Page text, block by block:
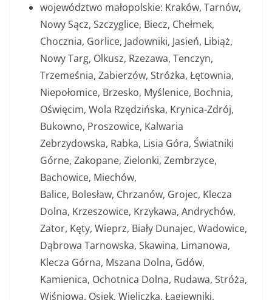
województwo małopolskie: Kraków, Tarnów,
Nowy Sącz, Szczyglice, Biecz, Chełmek,
Chocznia, Gorlice, Jadowniki, Jasień, Libiąż,
Nowy Targ, Olkusz, Rzezawa, Tenczyn,
Trzemeśnia, Zabierzów, Stróżka, Łętownia,
Niepołomice, Brzesko, Myślenice, Bochnia,
Oświęcim, Wola Rzędzińska, Krynica-Zdrój,
Bukowno, Proszowice, Kalwaria
Zebrzydowska, Rabka, Lisia Góra, Światniki
Górne, Zakopane, Zielonki, Zembrzyce,
Bachowice, Miechów,
Balice, Bolesław, Chrzanów, Grojec, Klecza
Dolna, Krzeszowice, Krzykawa, Andrychów,
Zator, Kęty, Wieprz, Biały Dunajec, Wadowice,
Dąbrowa Tarnowska, Skawina, Limanowa,
Klecza Górna, Mszana Dolna, Gdów,
Kamienica, Ochotnica Dolna, Rudawa, Stróża,
Wiśniowa, Osiek, Wieliczka, Łagiewniki,